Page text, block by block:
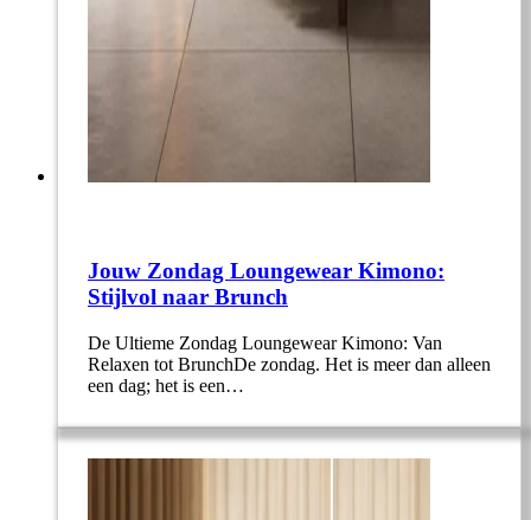
Jouw Zondag Loungewear Kimono:
Stijlvol naar Brunch
De Ultieme Zondag Loungewear Kimono: Van
Relaxen tot BrunchDe zondag. Het is meer dan alleen
een dag; het is een…